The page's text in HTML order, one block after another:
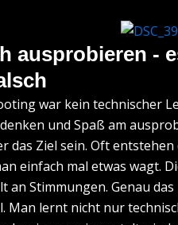
ausprobieren -
war kein technischer
und Spaß am
das Ziel sein. Oft
einfach mal etwas wagt.
an Stimmungen. Genau
Man lernt nicht nur